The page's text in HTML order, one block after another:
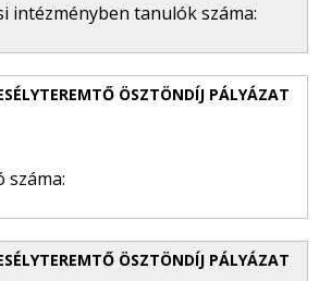
intézményben tanulók száma:
száma: